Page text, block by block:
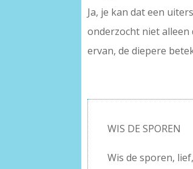
Ja, je kan dat een
onderzocht niet alleen
ervan, de diepere
WIS DE SPOREN
Wis de sporen,